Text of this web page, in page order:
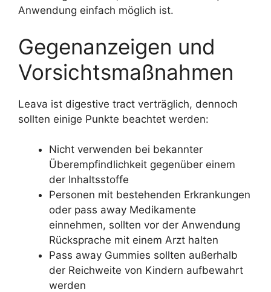
Anwendung einfach möglich ist.
Gegenanzeigen und
Vorsichtsmaßnahmen
Leava ist digestive tract verträglich, dennoch
sollten einige Punkte beachtet werden:
Nicht verwenden bei bekannter
Überempfindlichkeit gegenüber einem
der Inhaltsstoffe
Personen mit bestehenden Erkrankungen
oder pass away Medikamente
einnehmen, sollten vor der Anwendung
Rücksprache mit einem Arzt halten
Pass away Gummies sollten außerhalb
der Reichweite von Kindern aufbewahrt
werden